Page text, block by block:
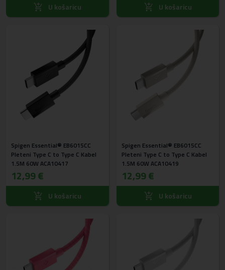
U košaricu U košaricu
Spigen Essential® EB6015CC
Pleteni Type C to Type C Kabel
1.5M 60W ACA10417
12,99 €
U košaricu
Spigen Essential® EB6015CC
Pleteni Type C to Type C Kabel
1.5M 60W ACA10419
12,99 €
U košaricu